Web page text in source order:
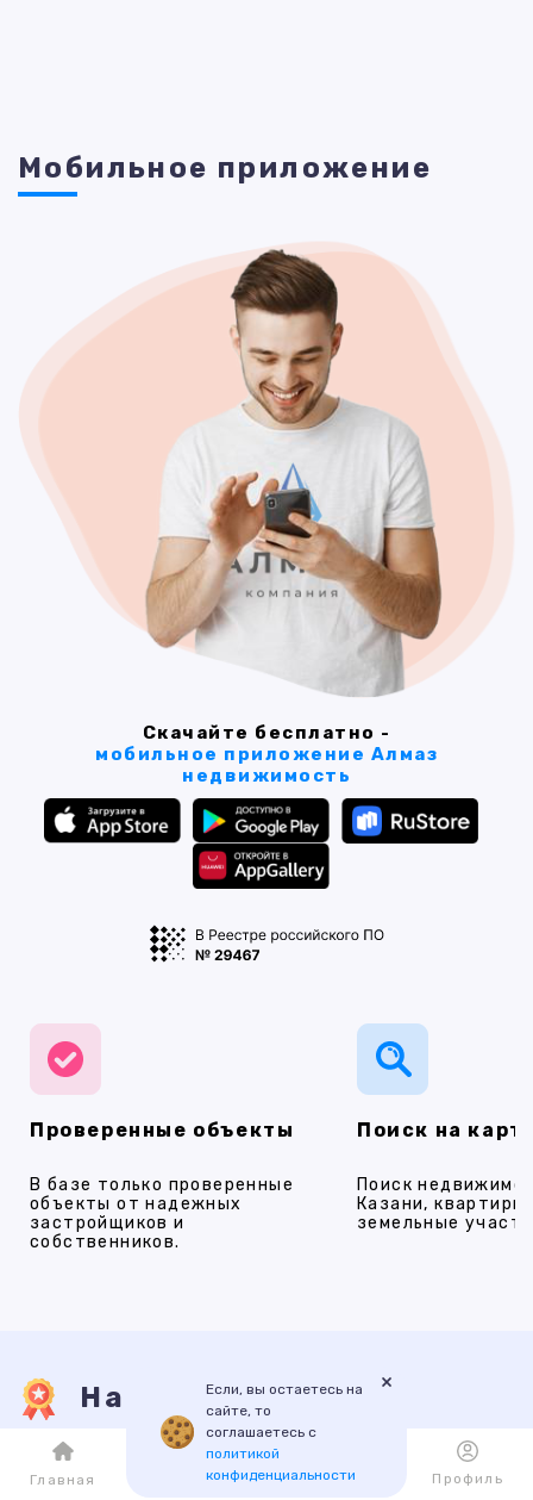
Мобильное приложение
Скачайте бесплатно -
мобильное приложение Алмаз
недвижимость
Проверенные объекты
В базе только проверенные
объекты от надежных
застройщиков и
собственников.
Поиск на
Поиск
Казани,
земельные
Наши услуги
ПРОДАЖА АРЕНДА НОВОСТРОЙКИ ИПОТЕКА
Если, вы остаетесь на
сайте, то
соглашаетесь с
политикой
конфиденциальности
×
Главная Каталог Избранное Профиль